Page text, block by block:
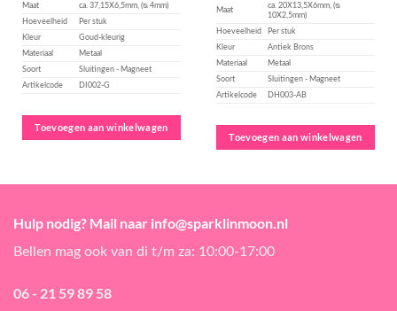
Maat
ca. 37,15X6,5mm, (ᴓ 4mm)
Hoeveelheid
Per stuk
Kleur
Goud-kleurig
Materiaal
Metaal
Soort
Sluitingen - Magneet
Artikelcode
DI002-G
Toevoegen aan winkelwagen
Maat
ca. 20X13,5X6mm, (ᴓ
10X2,5mm)
Hoeveelheid
Per stuk
Kleur
Antiek Brons
Materiaal
Metaal
Soort
Sluitingen - Magneet
Artikelcode
DH003-AB
Toevoegen aan winkelwagen
Hulp nodig? Mail naar info@sparklinmoon.nl
Bellen mag ook van di t/m za: 10:00-17:00
06 - 21 59 89 58